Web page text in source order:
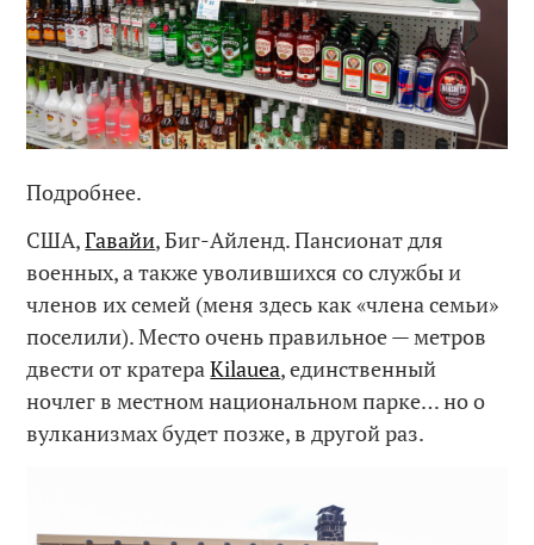
Подробнее.
США,Гавайи, Биг-Айленд. Пансионат для
военных, а также уволившихся со службы и
членов их семей (меня здесь как «члена семьи»
поселили). Место очень правильное — метров
двести от кратераKilauea, единственный
ночлег в местном национальном парке… но о
вулканизмах будет позже, в другой раз.